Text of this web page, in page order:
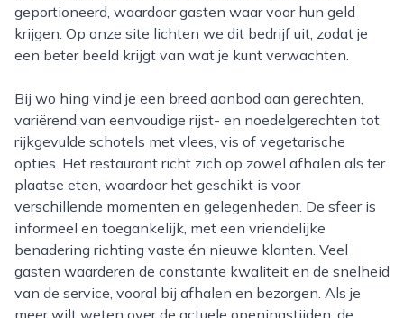
geportioneerd, waardoor gasten waar voor hun geld
krijgen. Op onze site lichten we dit bedrijf uit, zodat je
een beter beeld krijgt van wat je kunt verwachten.
Bij wo hing vind je een breed aanbod aan gerechten,
variërend van eenvoudige rijst- en noedelgerechten tot
rijkgevulde schotels met vlees, vis of vegetarische
opties. Het restaurant richt zich op zowel afhalen als ter
plaatse eten, waardoor het geschikt is voor
verschillende momenten en gelegenheden. De sfeer is
informeel en toegankelijk, met een vriendelijke
benadering richting vaste én nieuwe klanten. Veel
gasten waarderen de constante kwaliteit en de snelheid
van de service, vooral bij afhalen en bezorgen. Als je
meer wilt weten over de actuele openingstijden, de